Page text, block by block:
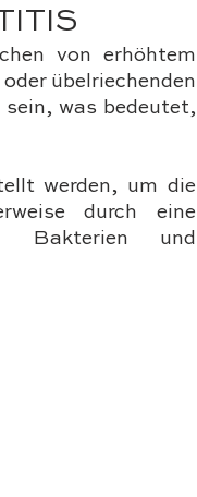
von erhöhtem
übelriechenden
was bedeutet,
werden, um die
durch eine
Bakterien und